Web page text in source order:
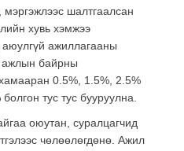
шалтгаалсан
хувь хэмжээ
ажиллагааны
ажлын байрны
0.5%, 1.5%, 2.5%
тус тус бууруулна.
оюутан, суралцагчид
чөлөөлөгдөнө. Ажил